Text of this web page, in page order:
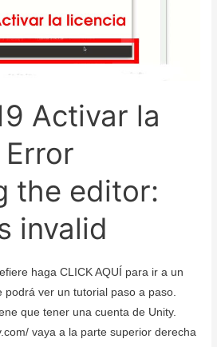
Activar la
the editor:
invalid
haga CLICK AQUÍ para ir a un
podrá ver un tutorial paso a paso.
que tener una cuenta de Unity.
vaya a la parte superior derecha